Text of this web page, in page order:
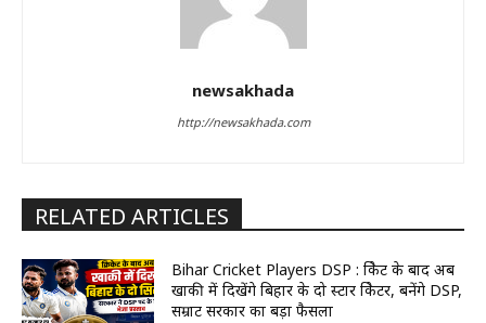
newsakhada
http://newsakhada.com
RELATED ARTICLES
Bihar Cricket Players DSP : क्रिकेट के बाद अब
खाकी में दिखेंगे बिहार के दो स्टार क्रिकेटर, बनेंगे DSP,
सम्राट सरकार का बड़ा फैसला